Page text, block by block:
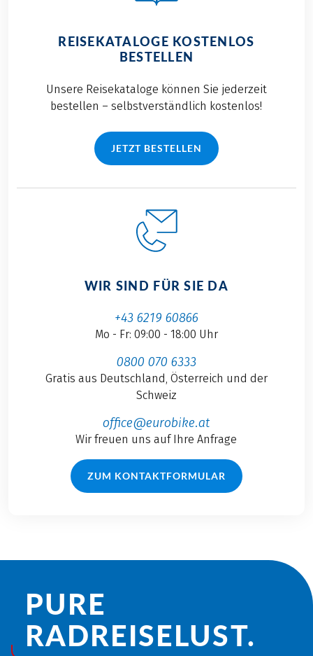
REISEKATALOGE KOSTENLOS
BESTELLEN
Unsere Reisekataloge können Sie jederzeit
bestellen – selbstverständlich kostenlos!
JETZT BESTELLEN
WIR SIND FÜR SIE DA
+43 6219 60866
Mo - Fr: 09:00 - 18:00 Uhr
0800 070 6333
Gratis aus Deutschland, Österreich und der
Schweiz
office@eurobike.at
Wir freuen uns auf Ihre Anfrage
ZUM KONTAKTFORMULAR
PURE
RADREISE­LUST.